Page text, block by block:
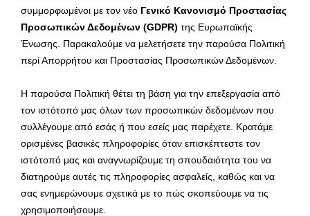
συμμορφωμένοι με τον νέο Γενικό Κανονισμό Προστασίας
Προσωπικών Δεδομένων (GDPR) της Ευρωπαϊκής
Ένωσης. Παρακαλούμε να μελετήσετε την παρούσα Πολιτική
περί Απορρήτου και Προστασίας Προσωπικών Δεδομένων.
Η παρούσα Πολιτική θέτει τη βάση για την επεξεργασία από
τον ιστότοπό μας όλων των προσωπικών δεδομένων που
συλλέγουμε από εσάς ή που εσείς μας παρέχετε. Κρατάμε
ορισμένες βασικές πληροφορίες όταν επισκέπτεστε τον
ιστότοπό μας και αναγνωρίζουμε τη σπουδαιότητα του να
διατηρούμε αυτές τις πληροφορίες ασφαλείς, καθώς και να
σας ενημερώνουμε σχετικά με το πώς σκοπεύουμε να τις
χρησιμοποιήσουμε.